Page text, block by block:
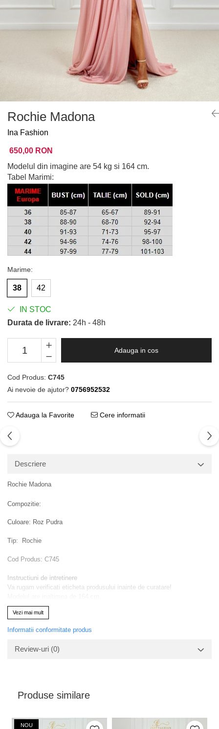
Rochie Madona
Ina Fashion
650,00 RON
Modelul din imagine are 54 kg si 164 cm.
Tabel Marimi:
Marime:
38 42
IN STOC
Durata de livrare: 24h - 48h
Adauga in cos
Cod Produs: C745
Ai nevoie de ajutor? 0756952532
Adauga la Favorite Cere informatii
Descriere
Rochie Madona
Compozitie:
Culoare: Roz Pudra
Tip: Rochie
Cod Produs: C745
Instructiuni de intretinere
Va rugam verificati eticheta produsului inainte de curatare!
Va rugam sa retineti ca o usoara discrepanta de culoare ar trebui sa fie
acceptabila datorita luminii si luminozitatii ecranului.
Vezi mai mult
Informatii conformitate produs
Review-uri (0)
Produse similare
NOU